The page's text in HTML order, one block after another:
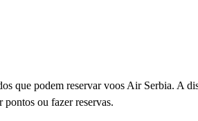
que podem reservar voos Air Serbia.
pontos ou fazer reservas.